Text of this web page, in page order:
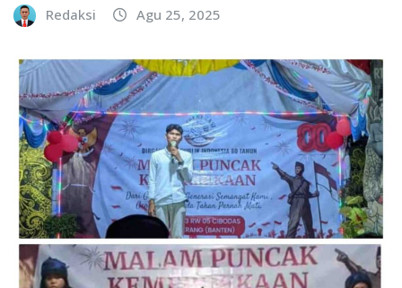
Redaksi Agu 25, 2025